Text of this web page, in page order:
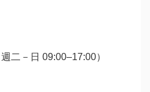
二－日 09:00–17:00）